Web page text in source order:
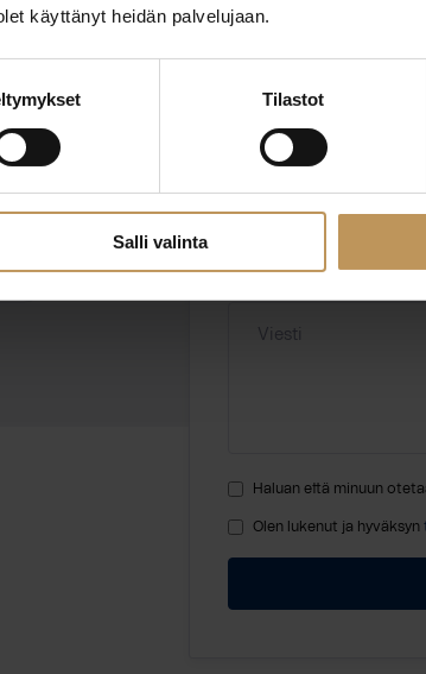
käyttänyt heidän palvelujaan.
Tilastot
Salli valinta
*
Haluan että minuun
Olen lukenut ja hyväksyn